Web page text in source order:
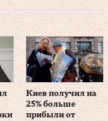
Киев получил на
25% больше
прибыли от